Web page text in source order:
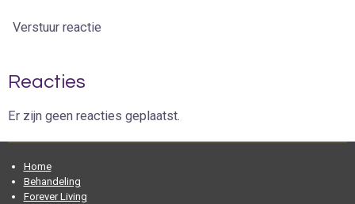
Verstuur reactie
Reacties
Er zijn geen reacties geplaatst.
Home
Behandeling
Forever Living